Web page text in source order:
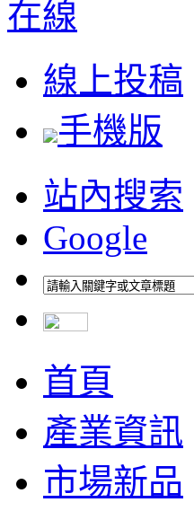
線上投稿
手機版
站內搜索
Google
首頁
產業資訊
市場新品